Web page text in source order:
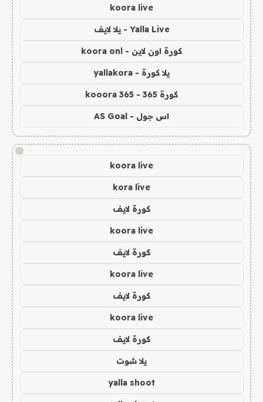
koora live
Yalla Live - يلا لايف
كورة اون لاين - koora onl
يلا كورة - yallakora
كورة 365 - kooora 365
اس جول - AS Goal
!
koora live
kora live
كورة لايف
koora live
كورة لايف
koora live
كورة لايف
koora live
كورة لايف
يلا شوت
yalla shoot